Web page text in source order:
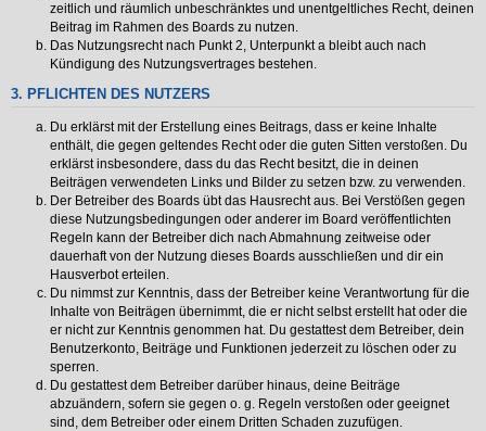
zeitlich und räumlich unbeschränktes und unentgeltliches Recht, deinen
Beitrag im Rahmen des Boards zu nutzen.
Das Nutzungsrecht nach Punkt 2, Unterpunkt a bleibt auch nach
Kündigung des Nutzungsvertrages bestehen.
3. PFLICHTEN DES NUTZERS
Du erklärst mit der Erstellung eines Beitrags, dass er keine Inhalte
enthält, die gegen geltendes Recht oder die guten Sitten verstoßen. Du
erklärst insbesondere, dass du das Recht besitzt, die in deinen
Beiträgen verwendeten Links und Bilder zu setzen bzw. zu verwenden.
Der Betreiber des Boards übt das Hausrecht aus. Bei Verstößen gegen
diese Nutzungsbedingungen oder anderer im Board veröffentlichten
Regeln kann der Betreiber dich nach Abmahnung zeitweise oder
dauerhaft von der Nutzung dieses Boards ausschließen und dir ein
Hausverbot erteilen.
Du nimmst zur Kenntnis, dass der Betreiber keine Verantwortung für die
Inhalte von Beiträgen übernimmt, die er nicht selbst erstellt hat oder die
er nicht zur Kenntnis genommen hat. Du gestattest dem Betreiber, dein
Benutzerkonto, Beiträge und Funktionen jederzeit zu löschen oder zu
sperren.
Du gestattest dem Betreiber darüber hinaus, deine Beiträge
abzuändern, sofern sie gegen o. g. Regeln verstoßen oder geeignet
sind, dem Betreiber oder einem Dritten Schaden zuzufügen.